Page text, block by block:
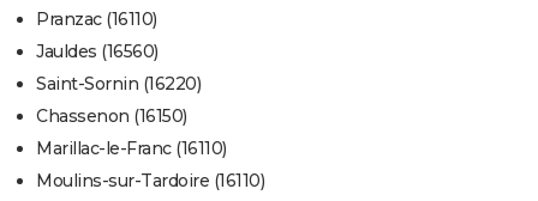
Pranzac (16110)
Jauldes (16560)
Saint-Sornin (16220)
Chassenon (16150)
Marillac-le-Franc (16110)
Moulins-sur-Tardoire (16110)